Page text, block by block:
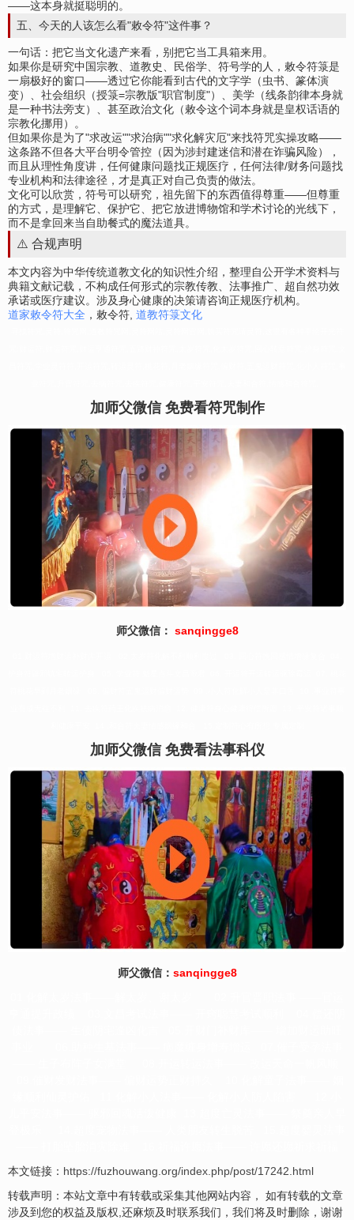
——这本身就挺聪明的。
五、今天的人该怎么看"敕令符"这件事？
一句话：把它当文化遗产来看，别把它当工具箱来用。
如果你是研究中国宗教、道教史、民俗学、符号学的人，敕令符箓是
一扇极好的窗口——透过它你能看到古代的文字学（虫书、篆体演
变）、社会组织（授箓=宗教版"职官制度"）、美学（线条韵律本身就
是一种书法旁支）、甚至政治文化（敕令这个词本身就是皇权话语的
宗教化挪用）。
但如果你是为了"求改运""求治病""求化解灾厄"来找符咒实操攻略——
这条路不但各大平台明令管控（因为涉封建迷信和潜在诈骗风险），
而且从理性角度讲，任何健康问题找正规医疗，任何法律/财务问题找
专业机构和法律途径，才是真正对自己负责的做法。
文化可以欣赏，符号可以研究，祖先留下的东西值得尊重——但尊重
的方式，是理解它、保护它、把它放进博物馆和学术讨论的光线下，
而不是拿回来当自助餐式的魔法道具。
⚠️ 合规声明
本文内容为中华传统道教文化的知识性介绍，整理自公开学术资料与
典籍文献记载，不构成任何形式的宗教传教、法事推广、超自然功效
承诺或医疗建议。涉及身心健康的决策请咨询正规医疗机构。
道家敕令符大全 ，敕令符, 道教符箓文化
加师父微信 免费看符咒制作
师父微信： sanqingge8
加师父微信 免费看法事科仪
师父微信： sanqingge8
本文链接： https://fuzhouwang.org/index.php/post/17242.html
转载声明：本站文章中有转载或采集其他网站内容， 如有转载的文章
涉及到您的权益及版权,还麻烦及时联系我们，我们将及时删除，谢谢